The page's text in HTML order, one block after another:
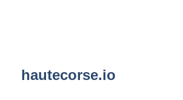
hautecorse.io